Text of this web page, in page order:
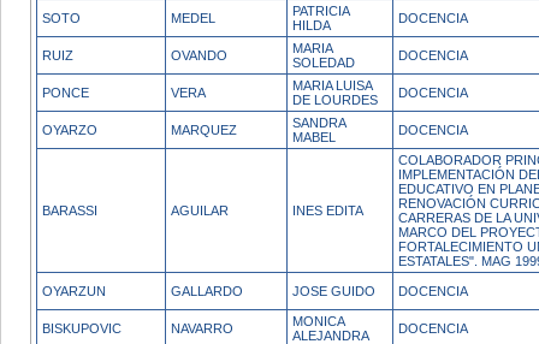
SOTO MEDEL
PATRICIA
HILDA
DOCENCIA
RUIZ OVANDO
MARIA
SOLEDAD
DOCENCIA
PONCE VERA
MARIA LUISA
DE LOURDES
DOCENCIA
OYARZO MARQUEZ
SANDRA
MABEL
DOCENCIA
BARASSI AGUILAR INES EDITA
COLABORADOR
IMPLEMENTACIÓN
EDUCATIVO EN
RENOVACIÓN
CARRERAS DE LA
MARCO DEL
FORTALECIMIENTO
ESTATALES". MAG
OYARZUN GALLARDO JOSE GUIDO DOCENCIA
BISKUPOVIC NAVARRO
MONICA
ALEJANDRA
DOCENCIA